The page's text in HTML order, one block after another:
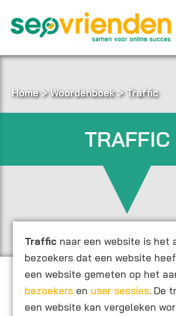
naar
inhoud
Home>Woordenboek>Traffic
TRAFFIC
Traffic naar een website is het
bezoekers dat een website
een website gemeten op het
bezoekers en user sessies. De
een website kan vergeleken